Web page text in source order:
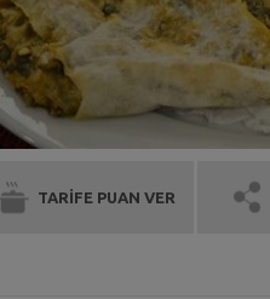
TARİFE PUAN VER